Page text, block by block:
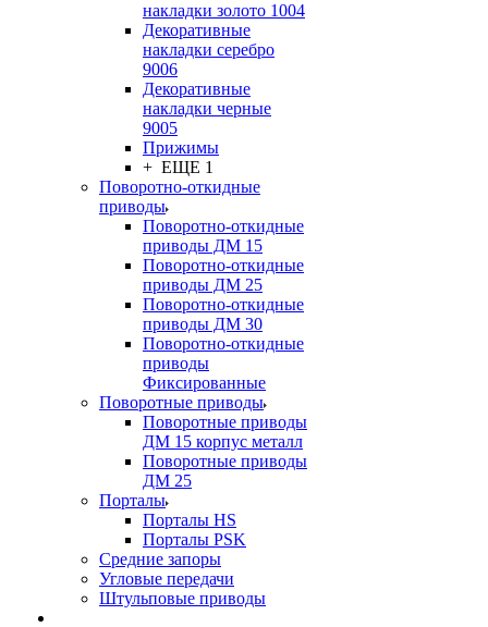
накладки золото 1004
Декоративные
накладки серебро
9006
Декоративные
накладки черные
9005
Прижимы
+ ЕЩЕ 1
Поворотно-откидные
приводы
Поворотно-откидные
приводы ДМ 15
Поворотно-откидные
приводы ДМ 25
Поворотно-откидные
приводы ДМ 30
Поворотно-откидные
приводы
Фиксированные
Поворотные приводы
Поворотные приводы
ДМ 15 корпус металл
Поворотные приводы
ДМ 25
Порталы
Порталы HS
Порталы PSK
Средние запоры
Угловые передачи
Штульповые приводы